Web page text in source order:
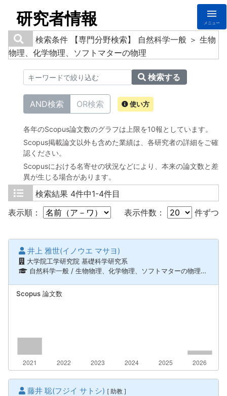
研究者情報 メニュー
検索条件
【専門分野検索】 自然科学一般 ＞ 生物
物理、化学物理、ソフトマターの物理
検索する
AND検索 OR検索 使い方
各年のScopus論文数のグラフは上限を10報としています。
Scopus掲載論文以外も含めた業績は、各研究者の詳細をご確
認ください。
Scopusにおける名寄せの状況などにより、本来の論文数と差
異が生じる場合があります。
検索結果 4件中1-4件目
表示順：
表示件数： 件ずつ
井上 雅世(イノウエ マサヨ)
大学院工学研究院 基礎科学研究系
自然科学一般 / 生物物理、化学物理、ソフトマターの物理、ライフサイエンス / 生物物理学、情報通信 / 生命、健康、医療情報学
Scopus 論文数
藤井 聡(フジイ サトシ) [ 助教 ]